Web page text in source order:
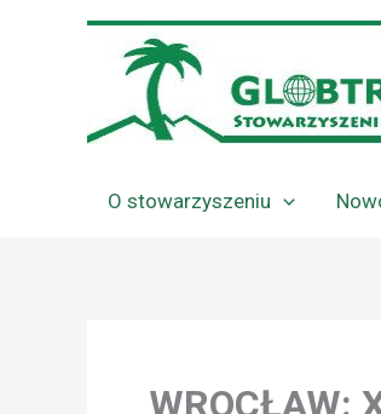
O stowarzyszeniu
WROCŁAW: